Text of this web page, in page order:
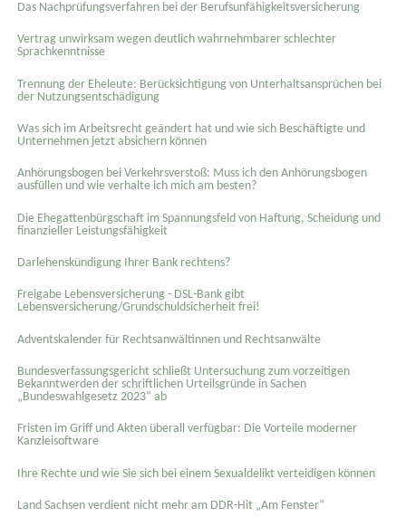
Das Nachprüfungsverfahren bei der Berufsunfähigkeitsversicherung
Vertrag unwirksam wegen deutlich wahrnehmbarer schlechter
Sprachkenntnisse
Trennung der Eheleute: Berücksichtigung von Unterhaltsansprüchen bei
der Nutzungsentschädigung
Was sich im Arbeitsrecht geändert hat und wie sich Beschäftigte und
Unternehmen jetzt absichern können
Anhörungsbogen bei Verkehrsverstoß: Muss ich den Anhörungsbogen
ausfüllen und wie verhalte ich mich am besten?
Die Ehegattenbürgschaft im Spannungsfeld von Haftung, Scheidung und
finanzieller Leistungsfähigkeit
Darlehenskündigung Ihrer Bank rechtens?
Freigabe Lebensversicherung - DSL-Bank gibt
Lebensversicherung/Grundschuldsicherheit frei!
Adventskalender für Rechtsanwältinnen und Rechtsanwälte
Bundesverfassungsgericht schließt Untersuchung zum vorzeitigen
Bekanntwerden der schriftlichen Urteilsgründe in Sachen
„Bundeswahlgesetz 2023“ ab
Fristen im Griff und Akten überall verfügbar: Die Vorteile moderner
Kanzleisoftware
Ihre Rechte und wie Sie sich bei einem Sexual­delikt verteidigen können
Land Sachsen verdient nicht mehr am DDR-Hit „Am Fenster“